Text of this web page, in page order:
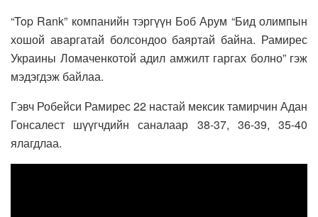
“Top Rank” компанийн тэргүүн Боб Арум “Бид олимпын
хошой аваргатай болсондоо баяртай байна. Рамирес
Украины Ломаченкотой адил амжилт гаргах болно” гэж
мэдэгдэж байлаа.
Гэвч Робейси Рамирес 22 настай мексик тамирчин Адан
Гонсалест шүүгчдийн саналаар 38-37, 36-39, 35-40
ялагдлаа.